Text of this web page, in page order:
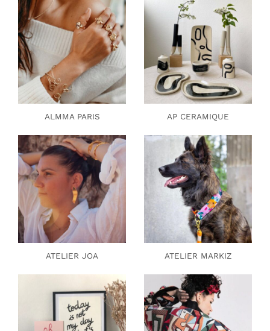
ALMMA PARIS AP CERAMIQUE
ATELIER JOA ATELIER MARKIZ